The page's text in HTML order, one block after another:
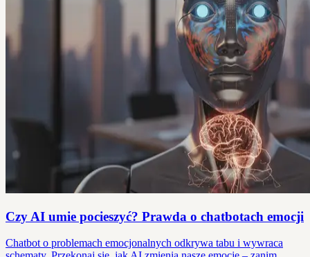
Czy AI umie pocieszyć? Prawda o chatbotach emocji
Chatbot o problemach emocjonalnych odkrywa tabu i wywraca